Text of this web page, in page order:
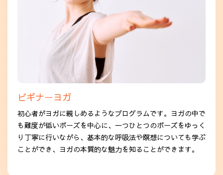
ビギナーヨガ
初心者がヨガに親しめるようなプログラムです。ヨガの中で
も難度が低いポーズを中心に、一つひとつのポーズをゆっく
り丁寧に行いながら、基本的な呼吸法や瞑想についても学ぶ
ことができ、ヨガの本質的な魅力を知ることができます。